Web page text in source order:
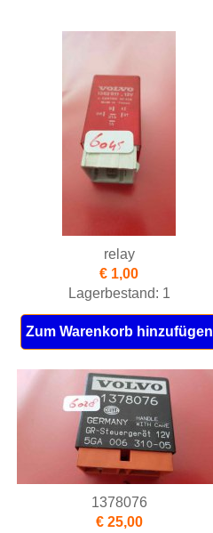
relay
€ 1,00
Lagerbestand: 1
Zum Warenkorb hinzufügen
1378076
€ 25,00